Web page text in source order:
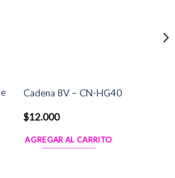
Cadena 8V – CN-HG40
$12.000
AGREGAR AL CARRITO